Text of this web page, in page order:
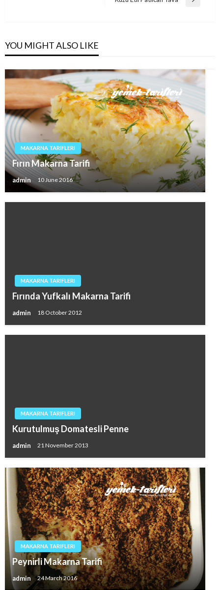
Next
YOU MIGHT ALSO LIKE
MAKARNA TARIFLERI
Fırın Makarna Tarifi
admin 10 June 2016
MAKARNA TARIFLERI
Fırında Yufkalı Makarna Tarifi
admin 18 October 2012
MAKARNA TARIFLERI
Kurutulmuş Domatesli Penne
admin 21 November 2013
MAKARNA TARIFLERI
Peynirli Makarna Tarifi
admin 24 March 2016